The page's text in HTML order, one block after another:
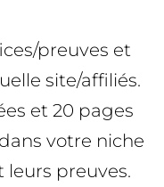
preuves et
site/affiliés.
et 20 pages
votre niche
leurs preuves.